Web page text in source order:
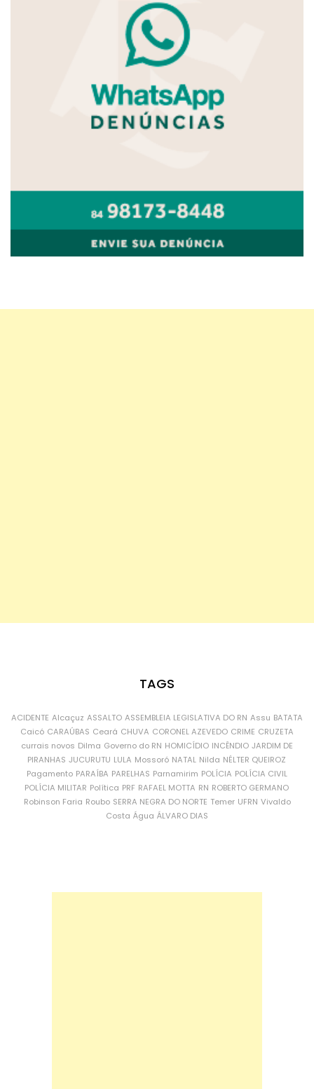
TAGS
ACIDENTE Alcaçuz ASSALTO ASSEMBLEIA LEGISLATIVA DO RN Assu BATATA
Caicó CARAÚBAS Ceará CHUVA CORONEL AZEVEDO CRIME CRUZETA
currais novos Dilma Governo do RN HOMICÍDIO INCÊNDIO JARDIM DE
PIRANHAS JUCURUTU LULA Mossoró NATAL Nilda NÉLTER QUEIROZ
Pagamento PARAÍBA PARELHAS Parnamirim POLÍCIA POLÍCIA CIVIL
POLÍCIA MILITAR Política PRF RAFAEL MOTTA RN ROBERTO GERMANO
Robinson Faria Roubo SERRA NEGRA DO NORTE Temer UFRN Vivaldo
Costa Água ÁLVARO DIAS